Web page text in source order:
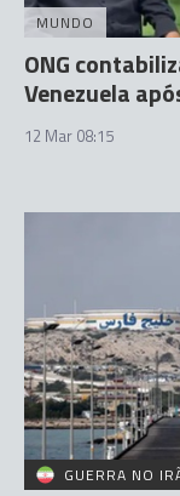
MUNDO
ONG
Venezuela
12 Mar 08:15
GUERRA NO